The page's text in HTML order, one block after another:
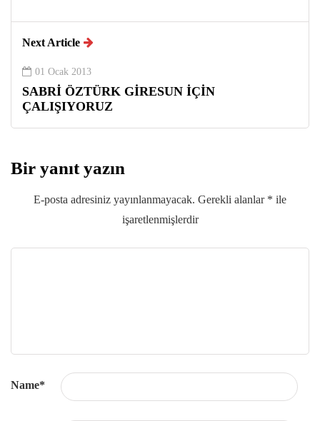
Next Article
01 Ocak 2013
SABRİ ÖZTÜRK GİRESUN İÇİN
ÇALIŞIYORUZ
Bir yanıt yazın
E-posta adresiniz yayınlanmayacak. Gerekli alanlar * ile
işaretlenmişlerdir
Name*